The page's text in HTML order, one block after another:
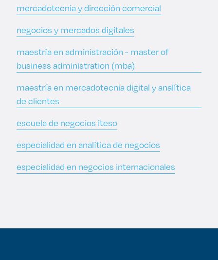
mercadotecnia y dirección comercial
negocios y mercados digitales
maestría en administración - master of
business administration (mba)
maestría en mercadotecnia digital y analítica
de clientes
escuela de negocios iteso
especialidad en analítica de negocios
especialidad en negocios internacionales